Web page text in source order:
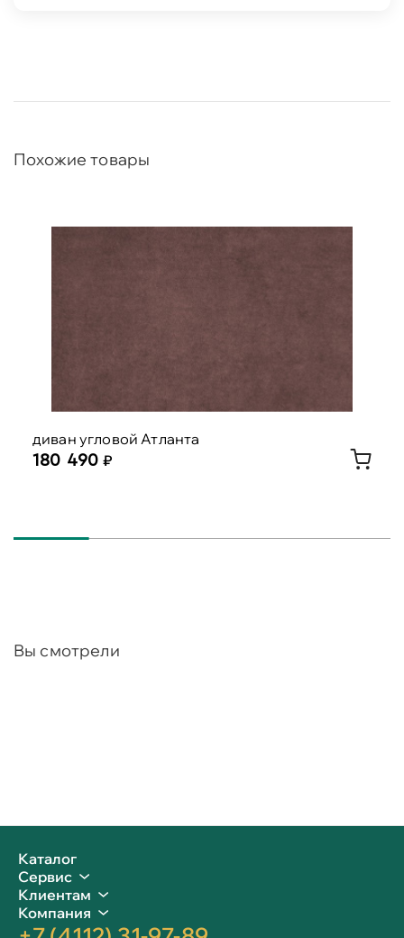
Похожие товары
диван угловой Атланта
180 490
Вы смотрели
Каталог
Сервис
Клиентам
Компания